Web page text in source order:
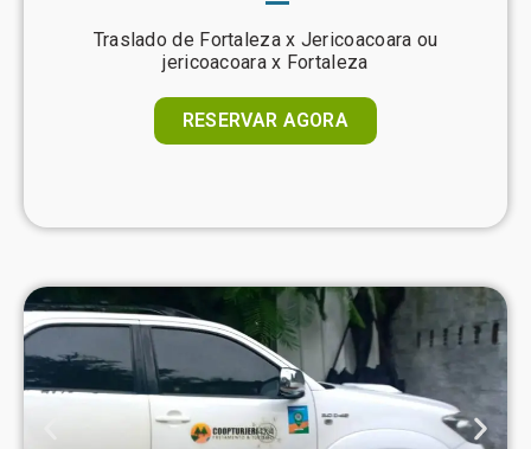
Traslado de Fortaleza x Jericoacoara ou
jericoacoara x Fortaleza
RESERVAR AGORA